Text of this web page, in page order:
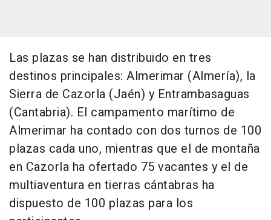
Las plazas se han distribuido en tres
destinos principales: Almerimar (Almería), la
Sierra de Cazorla (Jaén) y Entrambasaguas
(Cantabria). El campamento marítimo de
Almerimar ha contado con dos turnos de 100
plazas cada uno, mientras que el de montaña
en Cazorla ha ofertado 75 vacantes y el de
multiaventura en tierras cántabras ha
dispuesto de 100 plazas para los